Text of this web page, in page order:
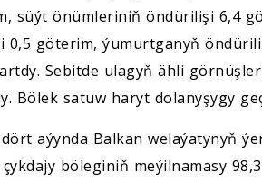
süýt önümleriniň öndürilişi 6,4
0,5 göterim, ýumurtganyň
Sebitde ulagyň ähli
Bölek satuw haryt dolanyşygy
aýynda Balkan welaýatynyň
böleginiň meýilnamasy